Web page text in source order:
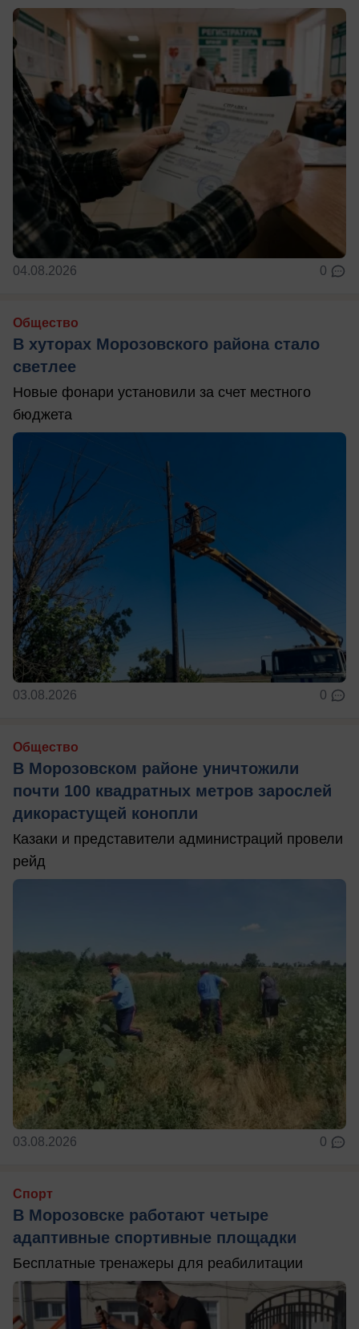
04.08.2026 0
Общество
В хуторах Морозовского района стало
светлее
Новые фонари установили за счет местного
бюджета
03.08.2026 0
Общество
В Морозовском районе уничтожили
почти 100 квадратных метров зарослей
дикорастущей конопли
Казаки и представители администраций провели
рейд
03.08.2026 0
Спорт
В Морозовске работают четыре
адаптивные спортивные площадки
Бесплатные тренажеры для реабилитации